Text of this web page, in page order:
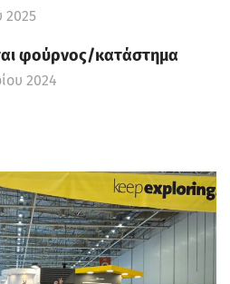
2025
φούρνος/κατάστημα
2024